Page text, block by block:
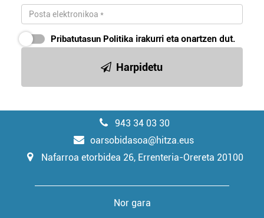
Pribatutasun Politika irakurri eta onartzen dut.
Harpidetu
943 34 03 30
oarsobidasoa@hitza.eus
Nafarroa etorbidea 26, Errenteria-Orereta 20100
Nor gara